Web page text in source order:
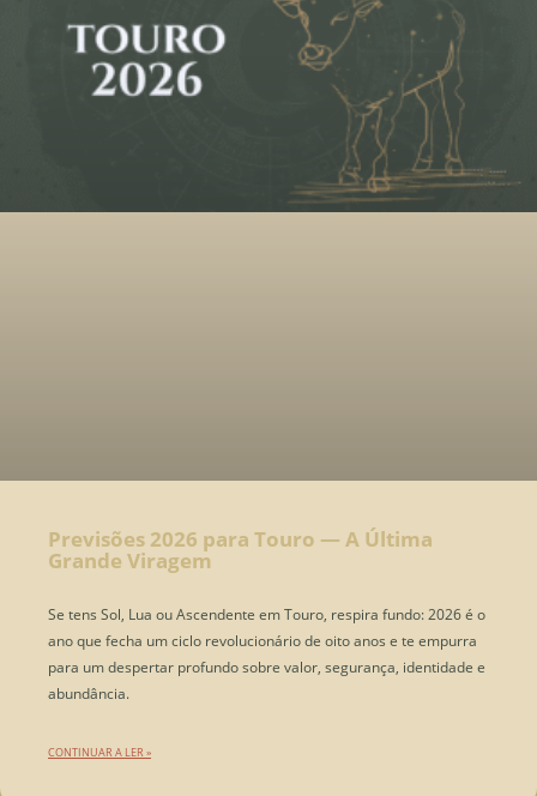
Previsões 2026 para Touro — A Última
Grande Viragem
Se tens Sol, Lua ou Ascendente em Touro, respira fundo: 2026 é o
ano que fecha um ciclo revolucionário de oito anos e te empurra
para um despertar profundo sobre valor, segurança, identidade e
abundância.
CONTINUAR A LER »